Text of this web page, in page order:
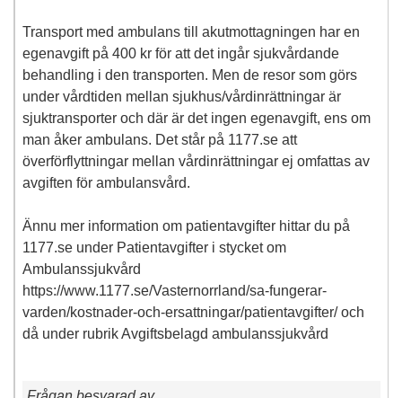
Transport med ambulans till akutmottagningen har en
egenavgift på 400 kr för att det ingår sjukvårdande
behandling i den transporten. Men de resor som görs
under vårdtiden mellan sjukhus/vårdinrättningar är
sjuktransporter och där är det ingen egenavgift, ens om
man åker ambulans. Det står på 1177.se att
överförflyttningar mellan vårdinrättningar ej omfattas av
avgiften för ambulansvård.
Ännu mer information om patientavgifter hittar du på
1177.se under Patientavgifter i stycket om
Ambulanssjukvård
https://www.1177.se/Vasternorrland/sa-fungerar-
varden/kostnader-och-ersattningar/patientavgifter/ och
då under rubrik Avgiftsbelagd ambulanssjukvård